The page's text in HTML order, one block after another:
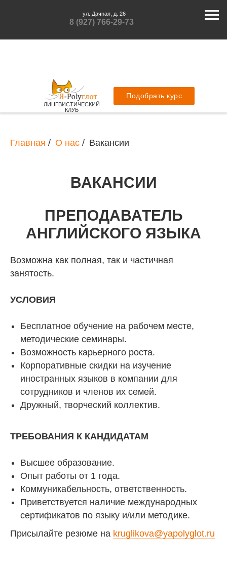
8 (927) 766-29-73
ул. Дачная, д. 26
Подобрать курс
ЛИНГВИСТИЧЕСКИЙ
КЛУБ
Главная / О нас / Вакансии
ВАКАНСИИ
ПРЕПОДАВАТЕЛЬ
АНГЛИЙСКОГО ЯЗЫКА
Возможна как полная, так и частичная
занятость.
УСЛОВИЯ
Бесплатное обучение на рабочем месте,
методические семинары.
Возможность карьерного роста.
Корпоративные скидки на изучение
иностранных языков в компании для
сотрудников и членов их семей.
Дружный, творческий коллектив.
ТРЕБОВАНИЯ К КАНДИДАТАМ
Высшее образование.
Опыт работы от 1 года.
Коммуникабельность, ответственность.
Приветствуется наличие международных
сертификатов по языку и/или методике.
Присылайте резюме на kruglikova@yapolyglot.ru